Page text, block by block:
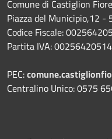
Comune di Castiglion
Piazza del Municipio,12 -
Codice Fiscale:
Partita IVA: 00256420514
PEC:
Centralino Unico: 0575